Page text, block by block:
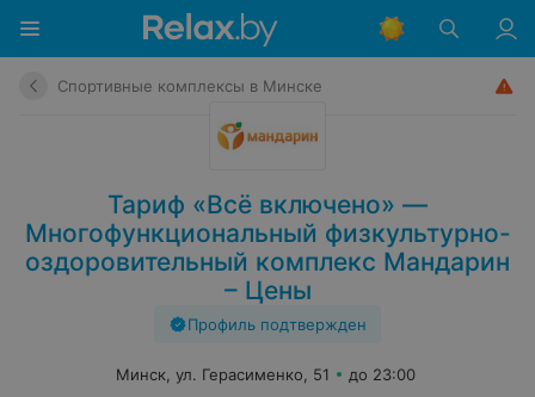
Спортивные комплексы в Минске
Тариф «Всё включено» —
Многофункциональный физкультурно-
оздоровительный комплекс Мандарин
– Цены
Профиль подтвержден
Минск, ул. Герасименко, 51
до 23:00